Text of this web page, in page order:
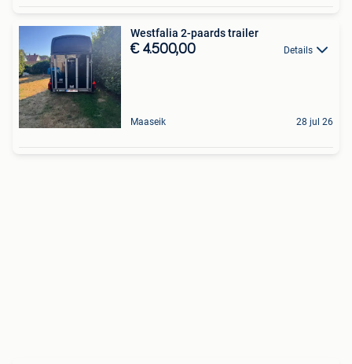
Westfalia 2-paards trailer
€ 4.500,00 Details
Maaseik 28 jul 26